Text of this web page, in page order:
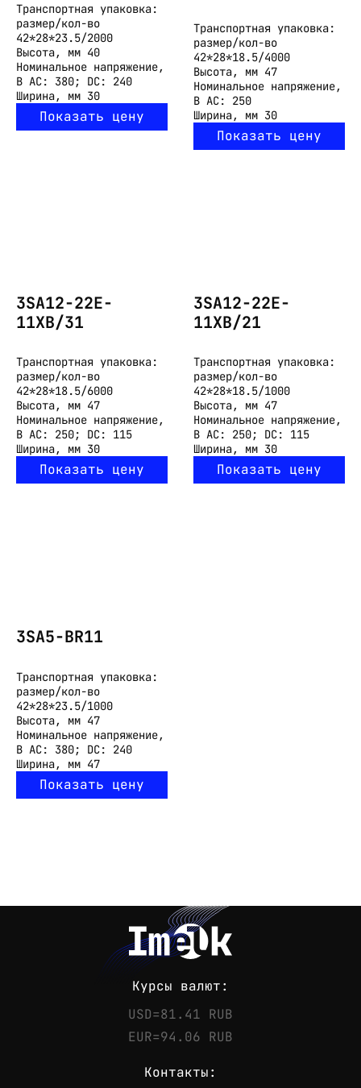
Транспортная упаковка:
размер/кол-во
42*28*23.5/2000
Высота, мм 40
Номинальное напряжение,
В АС: 380; DС: 240
Ширина, мм 30
Показать цену
Транспортная упаковка:
размер/кол-во
42*28*18.5/4000
Высота, мм 47
Номинальное напряжение,
В АС: 250
Ширина, мм 30
Показать цену
3SA12-22E-
11XB/31
Транспортная упаковка:
размер/кол-во
42*28*18.5/6000
Высота, мм 47
Номинальное напряжение,
В AC: 250; DC: 115
Ширина, мм 30
Показать цену
3SA12-22E-
11XB/21
Транспортная упаковка:
размер/кол-во
42*28*18.5/1000
Высота, мм 47
Номинальное напряжение,
В AC: 250; DC: 115
Ширина, мм 30
Показать цену
3SA5-BR11
Транспортная упаковка:
размер/кол-во
42*28*23.5/1000
Высота, мм 47
Номинальное напряжение,
В АС: 380; DС: 240
Ширина, мм 47
Показать цену
Курсы валют:
USD=81.41 RUB
EUR=94.06 RUB
Контакты: